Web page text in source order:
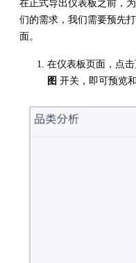
在正式导出仪表板之前，
们的需求，我们需要预先
面。
在仪表板页面，点
图 开关，即可预览